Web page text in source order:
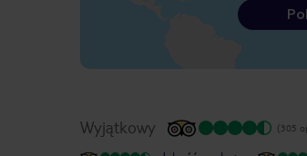
Wyjątkowy (305